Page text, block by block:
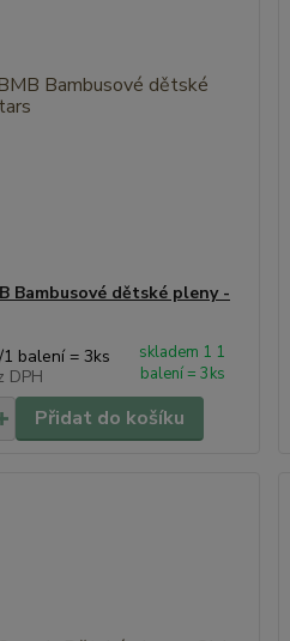
Bambusové dětské pleny -
1 balení = 3ks
DPH
skladem 1 1
balení = 3ks
Přidat do košíku